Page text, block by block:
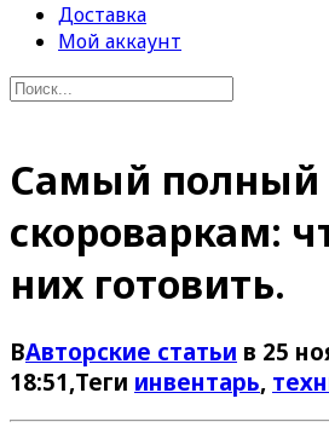
Доставка
Мой аккаунт
Самый полный
скороваркам:
них готовить.
ВАвторские статьи в 25
18:51,Теги инвентарь,